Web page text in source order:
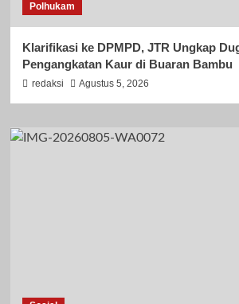
Polhukam
Klarifikasi ke DPMPD, JTR Ungkap
Pengangkatan Kaur di Buaran Bambu
redaksi Agustus 5, 2026